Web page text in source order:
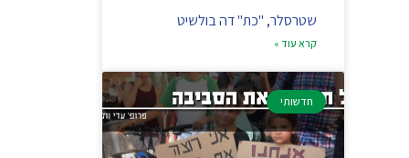
שטרסלר, "כת" דה בולשיט
קרא עוד »
חדשותי